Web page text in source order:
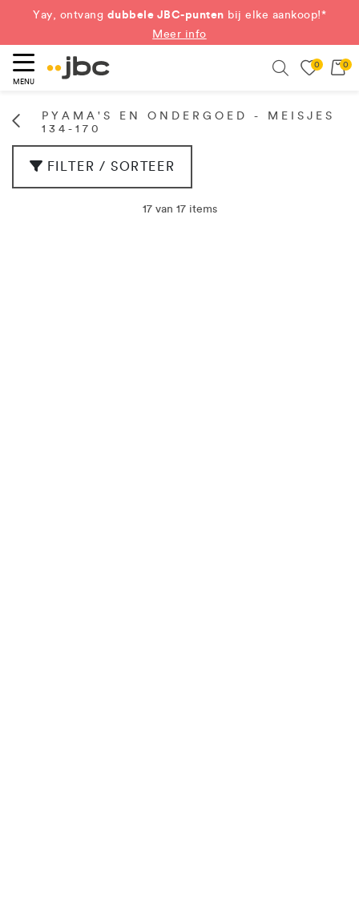
Yay, ontvang dubbele JBC-punten bij elke aankoop!*
Meer info
MENU
0 0
PYAMA'S EN ONDERGOED - MEISJES
134-170
FILTER / SORTEER
17 van 17 items